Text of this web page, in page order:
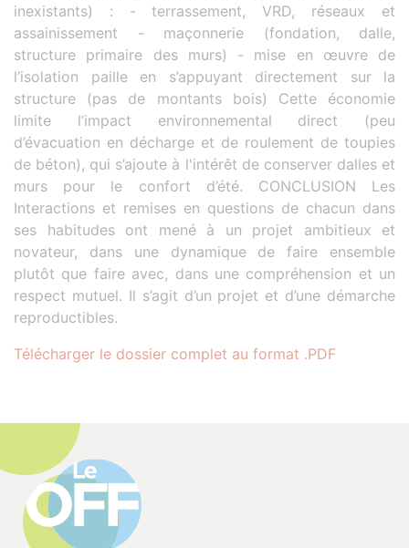
inexistants) : - terrassement, VRD, réseaux et
assainissement - maçonnerie (fondation, dalle,
structure primaire des murs) - mise en œuvre de
l’isolation paille en s’appuyant directement sur la
structure (pas de montants bois) Cette économie
limite l’impact environnemental direct (peu
d’évacuation en décharge et de roulement de toupies
de béton), qui s’ajoute à l'intérêt de conserver dalles et
murs pour le confort d’été. CONCLUSION Les
Interactions et remises en questions de chacun dans
ses habitudes ont mené à un projet ambitieux et
novateur, dans une dynamique de faire ensemble
plutôt que faire avec, dans une compréhension et un
respect mutuel. Il s’agit d’un projet et d’une démarche
reproductibles.
Télécharger le dossier complet au format .PDF